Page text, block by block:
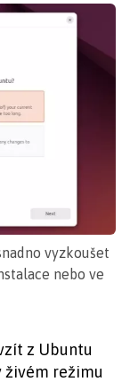
vyzkoušet
nebo ve
z Ubuntu
živém režimu